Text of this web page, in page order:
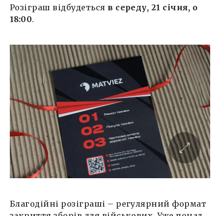
Розіграш відбудеться в середу, 21 січня, о
18:00.
Благодійні розіграші – регулярний формат